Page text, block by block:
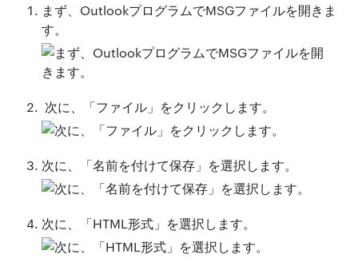
まず、OutlookプログラムでMSGファイルを開きま
す。
次に、「ファイル」をクリックします。
次に、「名前を付けて保存」を選択します。
次に、「HTML形式」を選択します。